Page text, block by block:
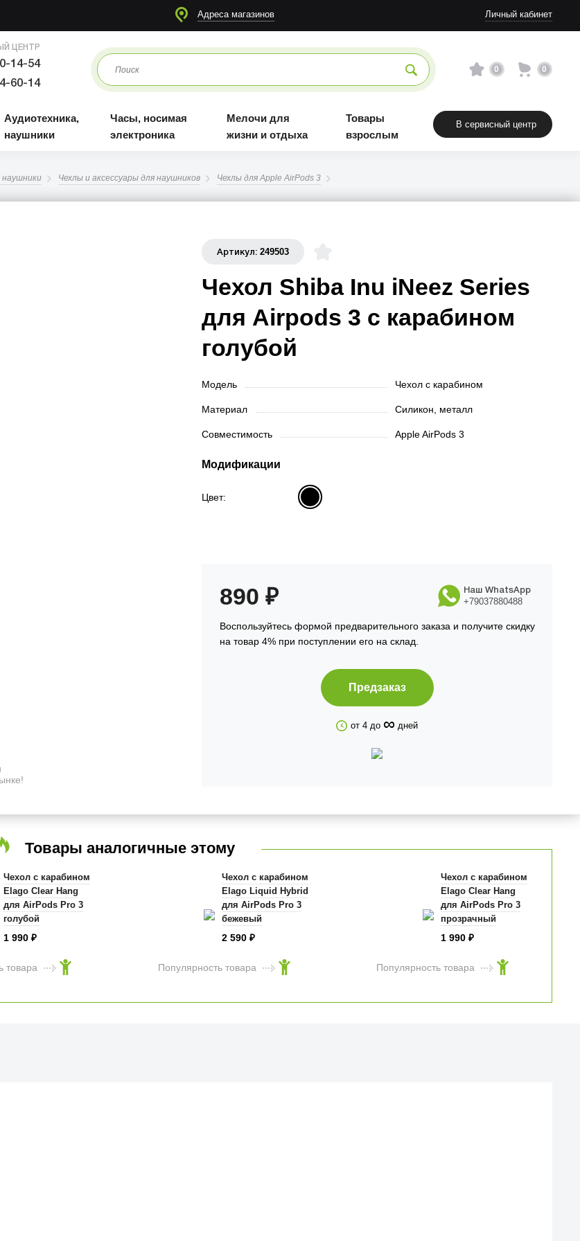
Адреса магазинов Личный кабинет
ЦЕНТР
14-54
60-14
0 0
Аудиотехника,
наушники
Часы, носимая
электроника
Мелочи для
жизни и отдыха
Товары
взрослым
В сервисный центр
наушники Чехлы и аксессуары для наушников Чехлы для Apple AirPods 3
Артикул:249503
Чехол Shiba Inu iNeez Series
для Airpods 3 с карабином
голубой
Модель Чехол с карабином
Материал Силикон, металл
Совместимость Apple AirPods 3
Модификации
Цвет:
890 ₽
Воспользуйтесь формой предварительного заказа и получите скидку
на товар 4% при поступлении его на склад.
Наш WhatsApp
+79037880488
Предзаказ
от 4 до ∞ дней
Товары аналогичные этому
Чехол с карабином
Elago Clear Hang
для AirPods Pro 3
голубой
1 990 ₽
товара
Чехол с карабином
Elago Liquid Hybrid
для AirPods Pro 3
бежевый
2 590₽
Популярность товара
Чехол с карабином
Elago Clear Hang
для AirPods Pro 3
прозрачный
1 990 ₽
Популярность товара